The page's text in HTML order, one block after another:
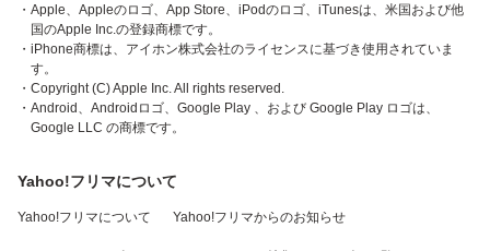
・Apple、Appleのロゴ、App Store、iPodのロゴ、iTunesは、米国および他
国のApple Inc.の登録商標です。
・iPhone商標は、アイホン株式会社のライセンスに基づき使用されていま
す。
・Copyright (C) Apple Inc. All rights reserved.
・Android、Androidロゴ、Google Play 、および Google Play ロゴは、
Google LLC の商標です。
Yahoo!フリマについて
Yahoo!フリマについて Yahoo!フリマからのお知らせ